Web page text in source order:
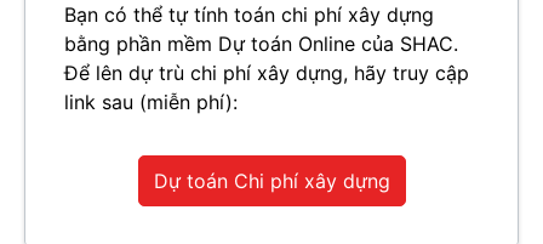
Bạn có thể tự tính toán chi phí xây dựng
bằng phần mềm Dự toán Online của SHAC.
Để lên dự trù chi phí xây dựng, hãy truy cập
link sau (miễn phí):
Dự toán Chi phí xây dựng